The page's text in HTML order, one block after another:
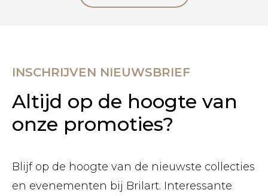
INSCHRIJVEN NIEUWSBRIEF
Altijd op de hoogte van
onze promoties?
Blijf op de hoogte van de nieuwste collecties
en evenementen bij Brilart. Interessante